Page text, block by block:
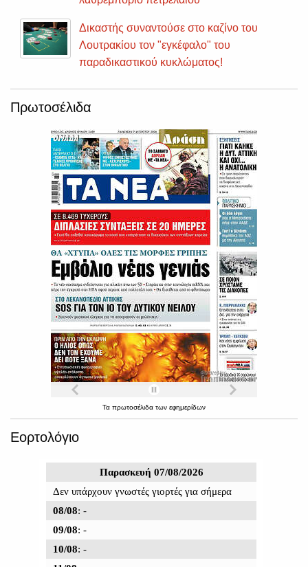
Δικαστής συναντούσε στο καζίνο του
Λουτρακίου τον "εγκέφαλο" του
παραδικαστικού κυκλώματος!
Πρωτοσέλιδα
Τα πρωτοσέλιδα των εφημερίδων
Εορτολόγιο